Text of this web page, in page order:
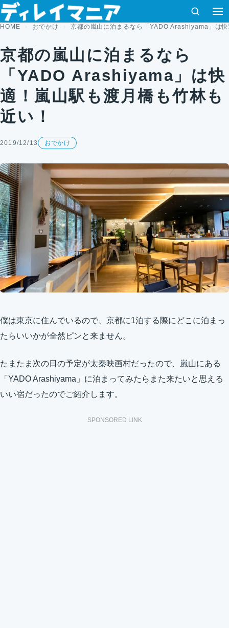
コンテンツへスキップ
検索
HOME おでかけ 京都の嵐山に泊まるなら「YADO Arashiyama」は
京都の嵐山に泊まるなら
「YADO Arashiyama」は快
適！嵐山駅も渡月橋も竹林も
近い！
2019/12/13 おでかけ
僕は東京に住んでいるので、京都に1泊する際にどこに泊まっ
たらいいかが全然ピンと来ません。
たまたま次の日の予定が太秦映画村だったので、嵐山にある
「YADO Arashiyama」に泊まってみたらまた来たいと思える
いい宿だったのでご紹介します。
SPONSORED LINK